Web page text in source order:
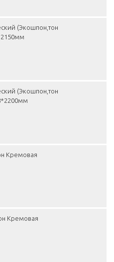
(Экошпон,тон
(Экошпон,тон
Кремовая
Кремовая